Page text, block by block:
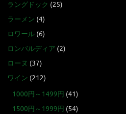
ラングドック (25)
ラーメン (4)
ロワール (6)
ロンバルディア (2)
ローヌ (37)
ワイン (212)
1000円～1499円 (41)
1500円～1999円 (54)